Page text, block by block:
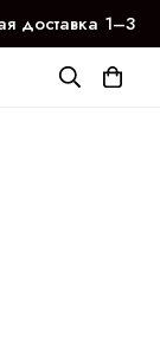
доставка 1–3